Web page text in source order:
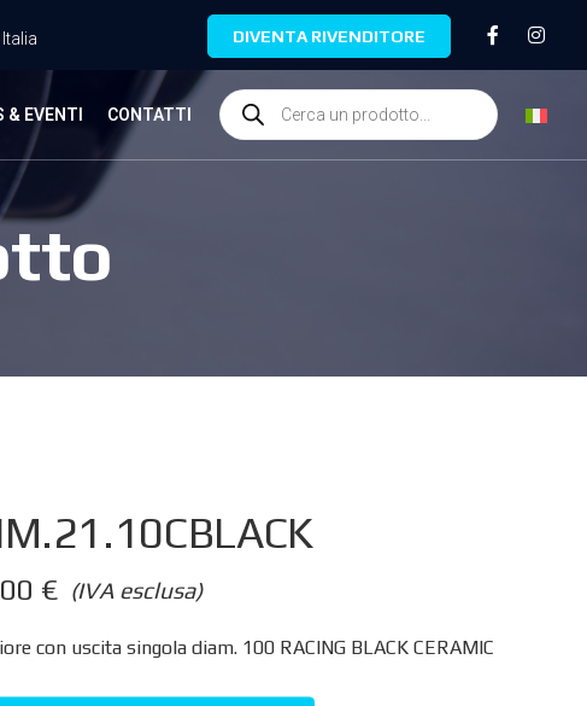
DIVENTA RIVENDITORE
& EVENTI CONTATTI
(IVA esclusa)
€
con uscita singola diam. 100 RACING BLACK CERAMIC